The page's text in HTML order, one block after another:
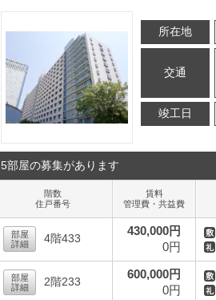
所在地
交通
竣工日
5部屋の募集があります
階数
住戸番号
賃料
管理費・共益費
部屋
詳細
4階433
430,000円
0円
部屋
詳細
2階233
600,000円
0円